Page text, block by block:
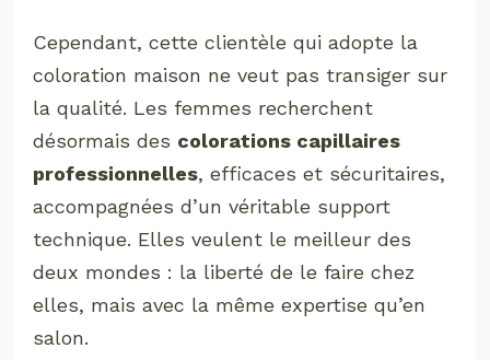
Cependant, cette clientèle qui adopte la
coloration maison ne veut pas transiger sur
la qualité. Les femmes recherchent
désormais des colorations capillaires
professionnelles, efficaces et sécuritaires,
accompagnées d’un véritable support
technique. Elles veulent le meilleur des
deux mondes : la liberté de le faire chez
elles, mais avec la même expertise qu’en
salon.